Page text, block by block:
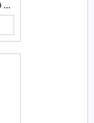
Travian Legends - TR 280 Gold